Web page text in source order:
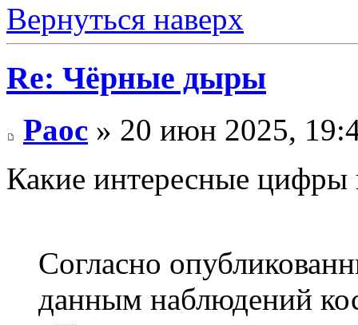
Вернуться наверх
Re: Чёрные дыры
Раос » 20 июн 2025,
Какие интересные
Согласно
данным наблюдений